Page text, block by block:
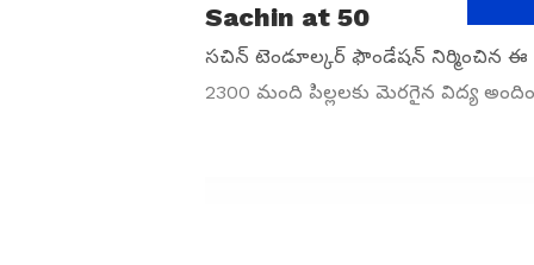
Sachin at 50
సచిన్ టెండూల్కర్ ఫౌండేషన్ నిర్మించిన
2300 మంది పిల్లలకు మెరగైన విద్య